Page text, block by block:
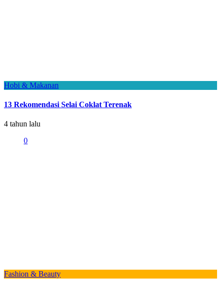
Hobi & Makanan
13 Rekomendasi Selai Coklat Terenak
4 tahun lalu
0
Fashion & Beauty